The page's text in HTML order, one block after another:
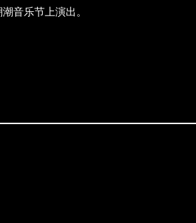
音乐节上演出。